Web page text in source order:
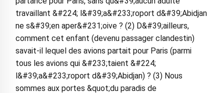
travaillant &#224; l&#39;a&#233;roport d&#39;Abidjan
ne s&#39;en aper&#231;oive ? (2) D&#39;ailleurs,
comment cet enfant (devenu passager clandestin)
savait-il lequel des avions partait pour Paris (parmi
tous les avions qui &#233;taient &#224;
l&#39;a&#233;roport d&#39;Abidjan) ? (3) Nous
sommes aux portes &quot;du paradis de